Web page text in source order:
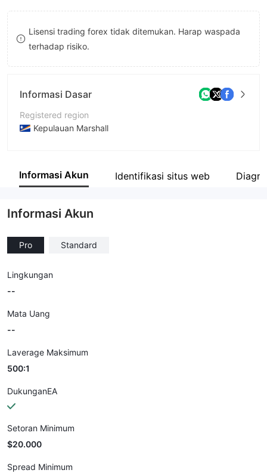
8
9Lisensi trading forex tidak ditemukan. Harap waspada
terhadap risiko.
Informasi Dasar
Registered region
Kepulauan Marshall
Nama perusahaan
Informasi Akun Identifikasi situs web
Informasi Akun
Pro Standard
Lingkungan
--
Mata Uang
--
Laverage Maksimum
500:1
DukunganEA
Setoran Minimum
$20.000
Spread Minimum